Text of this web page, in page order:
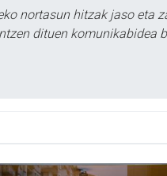
nortasun hitzak jaso eta
dituen komunikabidea